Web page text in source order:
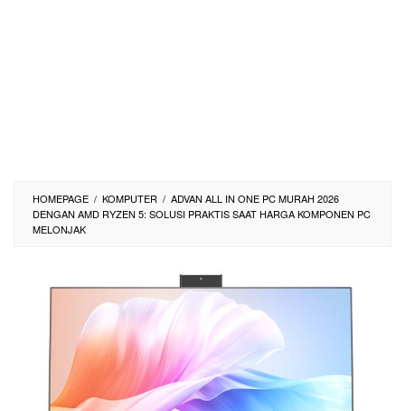
HOMEPAGE / KOMPUTER / ADVAN ALL IN ONE PC MURAH 2026
DENGAN AMD RYZEN 5: SOLUSI PRAKTIS SAAT HARGA KOMPONEN PC
MELONJAK